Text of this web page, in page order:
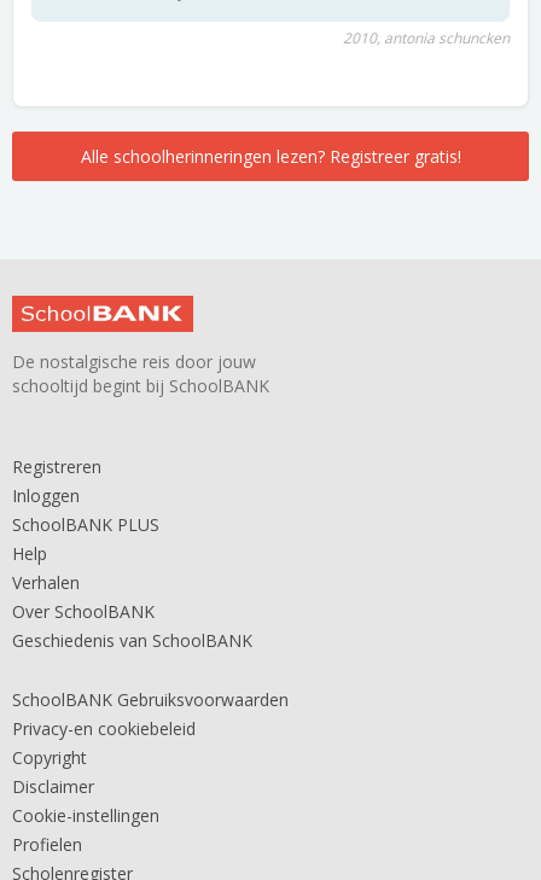
2010, antonia schuncken
Alle schoolherinneringen lezen? Registreer gratis!
De nostalgische reis door jouw
schooltijd begint bij SchoolBANK
Registreren
Inloggen
SchoolBANK PLUS
Help
Verhalen
Over SchoolBANK
Geschiedenis van SchoolBANK
SchoolBANK Gebruiksvoorwaarden
Privacy-en cookiebeleid
Copyright
Disclaimer
Cookie-instellingen
Profielen
Scholenregister